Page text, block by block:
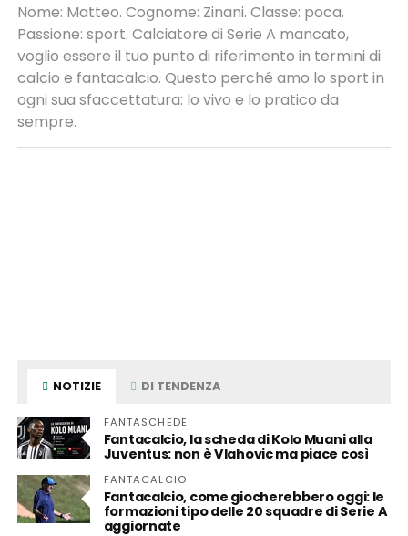
Nome: Matteo. Cognome: Zinani. Classe: poca.
Passione: sport. Calciatore di Serie A mancato,
voglio essere il tuo punto di riferimento in termini di
calcio e fantacalcio. Questo perché amo lo sport in
ogni sua sfaccettatura: lo vivo e lo pratico da
sempre.
NOTIZIE DI TENDENZA
FANTASCHEDE
Fantacalcio, la scheda di Kolo Muani alla
Juventus: non è Vlahovic ma piace così
FANTACALCIO
Fantacalcio, come giocherebbero oggi: le
formazioni tipo delle 20 squadre di Serie A
aggiornate